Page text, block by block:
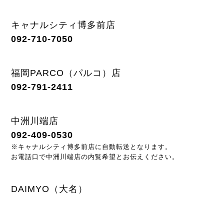
キャナルシティ博多前店
092-710-7050
福岡PARCO（パルコ）店
092-791-2411
中洲川端店
092-409-0530
※キャナルシティ博多前店に自動転送となります。
お電話口で中洲川端店の内覧希望とお伝えください。
DAIMYO（大名）